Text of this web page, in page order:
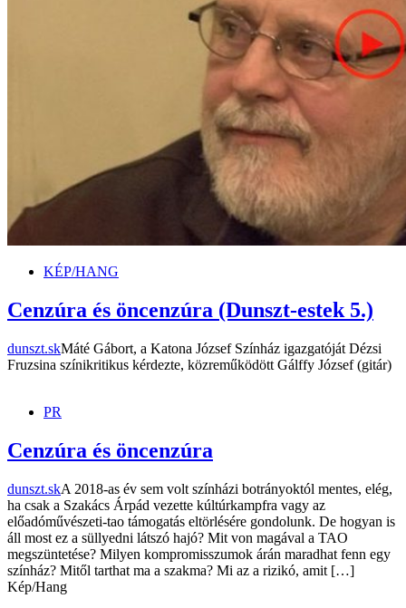
KÉP/HANG
Cenzúra és öncenzúra (Dunszt-estek 5.)
dunszt.skMáté Gábort, a Katona József Színház igazgatóját Dézsi
Fruzsina színikritikus kérdezte, közreműködött Gálffy József (gitár)
PR
Cenzúra és öncenzúra
dunszt.skA 2018-as év sem volt színházi botrányoktól mentes, elég,
ha csak a Szakács Árpád vezette kúltúrkampfra vagy az
előadóművészeti-tao támogatás eltörlésére gondolunk. De hogyan is
áll most ez a süllyedni látszó hajó? Mit von magával a TAO
megszüntetése? Milyen kompromisszumok árán maradhat fenn egy
színház? Mitől tarthat ma a szakma? Mi az a rizikó, amit […]
Kép/Hang